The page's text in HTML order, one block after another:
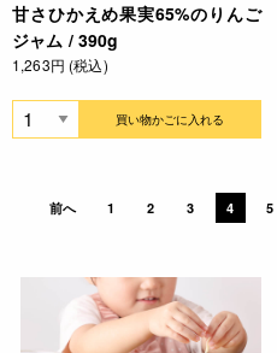
甘さひかえめ果実65%のりんご
ジャム / 390g
1,263円 (税込)
買い物かごに入れる
前へ 1 2 3 4 5